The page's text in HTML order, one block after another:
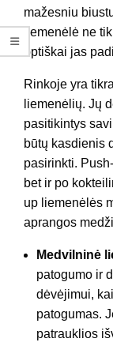
mažesniu
liemenėlė ne
optiškai jas
Rinkoje yra
liemenėlių. Jų
pasitikintys
būtų kasdienis
pasirinkti.
bet ir po
up liemenėlės
aprangos
Medvilninė
patogumo ir
dėvėjimui,
patogumas.
patrauklios